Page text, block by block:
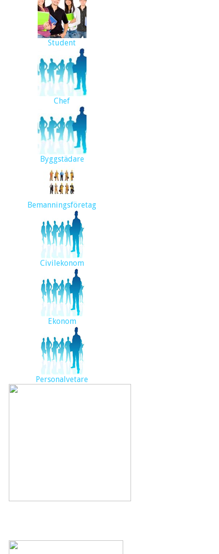
Student
Chef
Byggstädare
Bemanningsföretag
Civilekonom
Ekonom
Personalvetare